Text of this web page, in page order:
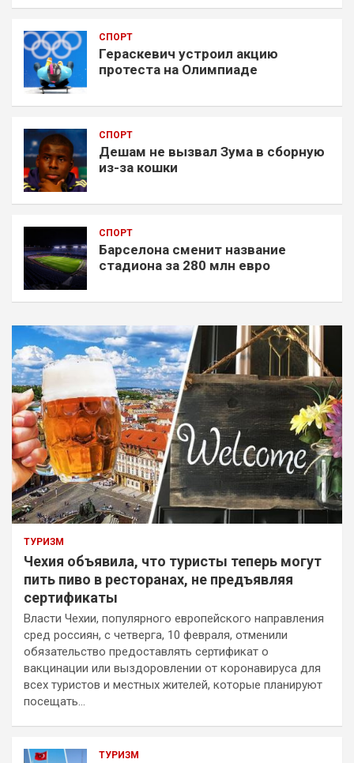
СПОРТ
Гераскевич устроил акцию
протеста на Олимпиаде
СПОРТ
Дешам не вызвал Зума в сборную
из-за кошки
СПОРТ
Барселона сменит название
стадиона за 280 млн евро
ТУРИЗМ
Чехия объявила, что туристы теперь могут
пить пиво в ресторанах, не предъявляя
сертификаты
Власти Чехии, популярного европейского направления
сред россиян, с четверга, 10 февраля, отменили
обязательство предоставлять сертификат о
вакцинации или выздоровлении от коронавируса для
всех туристов и местных жителей, которые планируют
посещать…
ТУРИЗМ